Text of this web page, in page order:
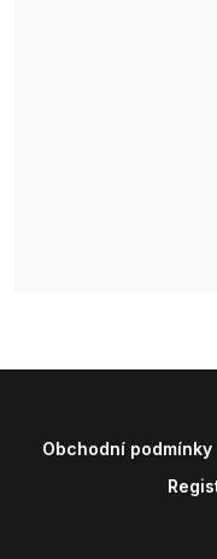
Obchodní podmínky